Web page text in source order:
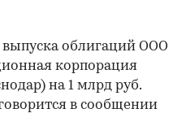
облигаций ООО
корпорация
на 1 млрд руб.
в сообщении